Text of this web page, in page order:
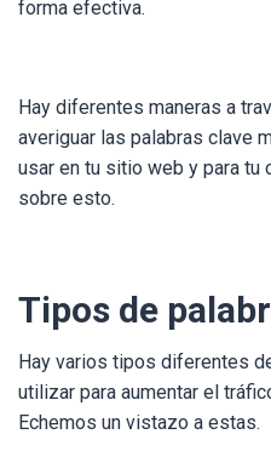
forma efectiva.
Hay diferentes maneras a
averiguar las palabras clave
usar en tu sitio web y para tu
sobre esto.
Tipos de
Hay varios tipos diferentes
utilizar para aumentar el
Echemos un vistazo a estas.